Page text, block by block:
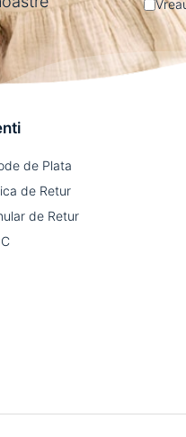
de Plata
de Retur
de Retur